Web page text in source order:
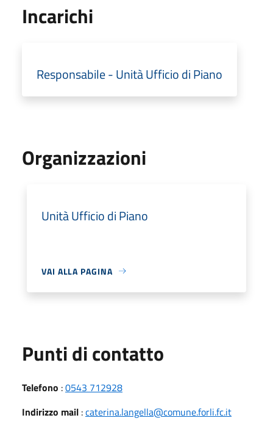
Incarichi
Responsabile - Unità Ufficio di Piano
Organizzazioni
Unità Ufficio di Piano
VAI ALLA PAGINA
Punti di contatto
Telefono :0543 712928
Indirizzo mail :caterina.langella@comune.forli.fc.it